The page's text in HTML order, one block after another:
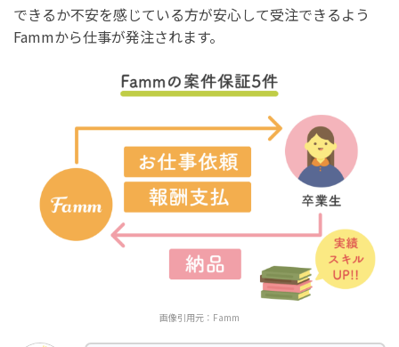
できるか不安を感じている方が安心して受注できるよう
Fammから仕事が発注されます。
画像引用元： Famm